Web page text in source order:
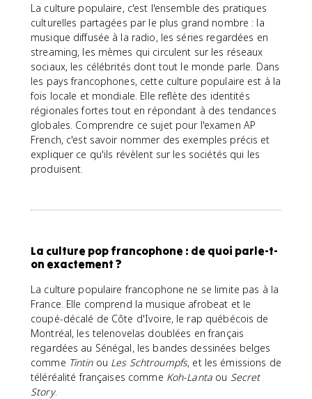
La culture populaire, c'est l'ensemble des pratiques
culturelles partagées par le plus grand nombre : la
musique diffusée à la radio, les séries regardées en
streaming, les mèmes qui circulent sur les réseaux
sociaux, les célébrités dont tout le monde parle. Dans
les pays francophones, cette culture populaire est à la
fois locale et mondiale. Elle reflète des identités
régionales fortes tout en répondant à des tendances
globales. Comprendre ce sujet pour l'examen AP
French, c'est savoir nommer des exemples précis et
expliquer ce qu'ils révèlent sur les sociétés qui les
produisent.
La culture pop francophone : de quoi parle-t-
on exactement ?
La culture populaire francophone ne se limite pas à la
France. Elle comprend la musique afrobeat et le
coupé-décalé de Côte d'Ivoire, le rap québécois de
Montréal, les telenovelas doublées en français
regardées au Sénégal, les bandes dessinées belges
comme Tintinou Les Schtroumpfs, et les émissions de
téléréalité françaises comme Koh-Lanta ou Secret
Story.